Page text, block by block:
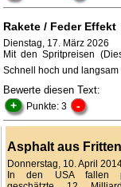
Rakete / Feder Effekt
Dienstag, 17. März 2026
Mit den Spritpreisen
Schnell hoch und langsam
Bewerte diesen Text:
+ Punkte: 3 -
Asphalt aus
Donnerstag, 10. April
In den USA fallen